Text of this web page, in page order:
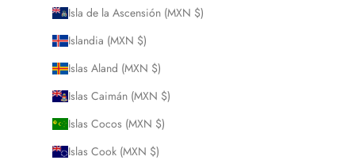
Isla de la Ascensión (MXN $)
Islandia (MXN $)
Islas Aland (MXN $)
Islas Caimán (MXN $)
Islas Cocos (MXN $)
Islas Cook (MXN $)